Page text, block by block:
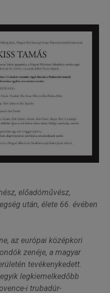
előadóművész,
után, élete 66. évében
az európai középkori
zenéje, a magyar
tevékenykedett.
legkiemelkedőbb
i trubadúr-